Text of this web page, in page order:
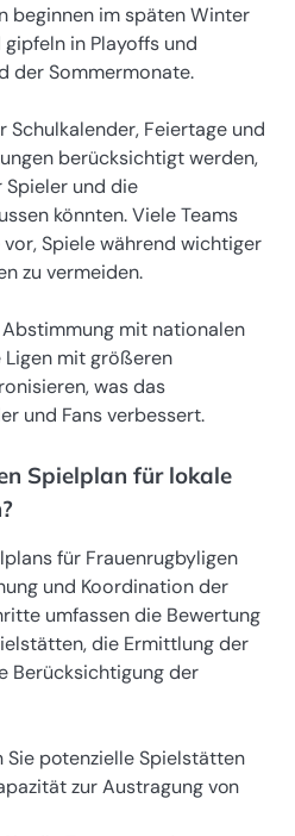
beginnen im späten Winter
in Playoffs und
der Sommermonate.
Schulkalender, Feiertage und
berücksichtigt werden,
und die
könnten. Viele Teams
Spiele während wichtiger
zu vermeiden.
mit nationalen
Ligen mit größeren
was das
und Fans verbessert.
Spielplan für lokale
für Frauenrugbyligen
und Koordination der
umfassen die Bewertung
die Ermittlung der
Berücksichtigung der
Sie potenzielle Spielstätten
zur Austragung von